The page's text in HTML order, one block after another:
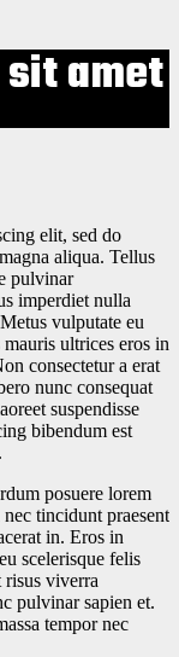
amet
elit, sed do
aliqua. Tellus
pulvinar
imperdiet nulla
vulputate eu
ultrices eros in
consectetur a erat
nunc consequat
suspendisse
bibendum est
posuere lorem
tincidunt praesent
in. Eros in
scelerisque felis
risus viverra
pulvinar sapien et.
tempor nec